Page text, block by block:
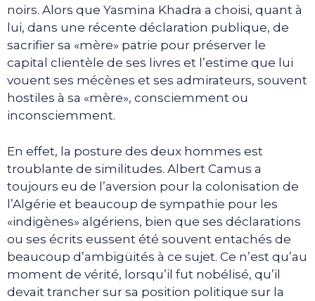
noirs. Alors que Yasmina Khadra a choisi, quant à
lui, dans une récente déclaration publique, de
sacrifier sa «mère» patrie pour préserver le
capital clientèle de ses livres et l’estime que lui
vouent ses mécènes et ses admirateurs, souvent
hostiles à sa «mère», consciemment ou
inconsciemment.
En effet, la posture des deux hommes est
troublante de similitudes. Albert Camus a
toujours eu de l’aversion pour la colonisation de
l’Algérie et beaucoup de sympathie pour les
«indigènes» algériens, bien que ses déclarations
ou ses écrits eussent été souvent entachés de
beaucoup d’ambigüités à ce sujet. Ce n’est qu’au
moment de vérité, lorsqu’il fut nobélisé, qu’il
devait trancher sur sa position politique sur la